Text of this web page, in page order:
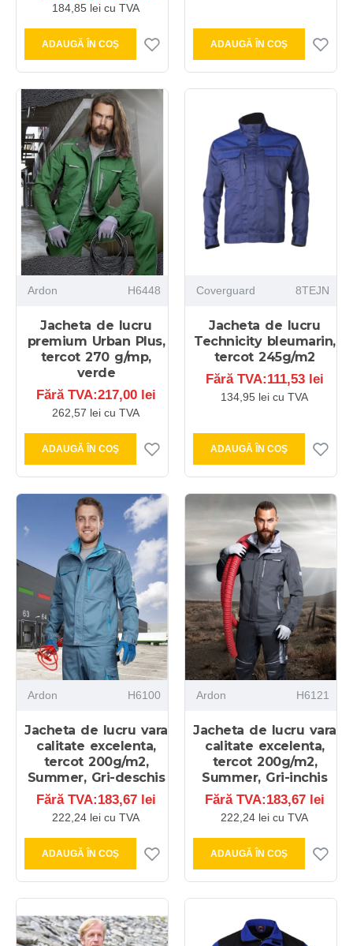
184,85 lei cu TVA
ADAUGĂ ÎN COŞ ADAUGĂ ÎN COŞ
Ardon H6448
Jacheta de lucru
premium Urban Plus,
tercot 270 g/mp,
verde
Fără TVA:217,00 lei
262,57 lei cu TVA
ADAUGĂ ÎN COŞ
Coverguard 8TEJN
Jacheta de lucru
Technicity bleumarin,
tercot 245g/m2
Fără TVA:111,53 lei
134,95 lei cu TVA
ADAUGĂ ÎN COŞ
Ardon H6100
Jacheta de lucru vara
calitate excelenta,
tercot 200g/m2,
Summer, Gri-deschis
Fără TVA:183,67 lei
222,24 lei cu TVA
ADAUGĂ ÎN COŞ
Ardon H6121
Jacheta de lucru vara
calitate excelenta,
tercot 200g/m2,
Summer, Gri-inchis
Fără TVA:183,67 lei
222,24 lei cu TVA
ADAUGĂ ÎN COŞ